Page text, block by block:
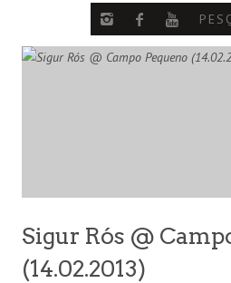
Sigur Rós @
(14.02.2013)